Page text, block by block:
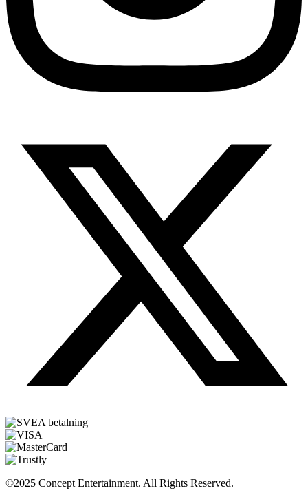
©2025 Concept Entertainment. All Rights Reserved.